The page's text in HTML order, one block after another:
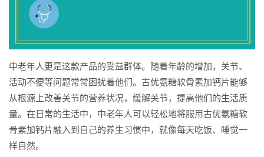
中老年人更是这款产品的受益群体。随着年龄的增加，关节、
活动不便等问题常常困扰着他们。古优氨糖软骨素加钙片能够
从根源上改善关节的营养状况，缓解关节，提高他们的生活质
量。在日常的生活中，中老年人可以轻松地将服用古优氨糖软
骨素加钙片融入到自己的养生习惯中，就像每天吃饭、睡觉一
样自然。